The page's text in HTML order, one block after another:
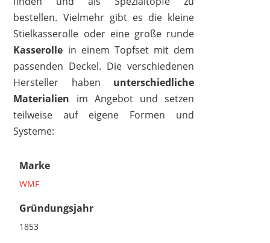
bestellen. Vielmehr gibt es die kleine
Stielkasserolle oder eine große runde
Kasserolle in einem Topfset mit dem
passenden Deckel. Die verschiedenen
Hersteller haben unterschiedliche
Materialien im Angebot und setzen
teilweise auf eigene Formen und
Systeme:
Marke
WMF
Gründungsjahr
1853